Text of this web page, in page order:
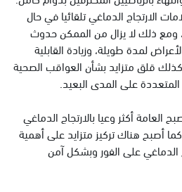
الارتجاج الدماغي تلقائيا في حال
ومع ذلك لا يزال من الممكن حدوث
لمدة طويلة، وزيادة القابلية
قلق متزايد بشأن العواقب الصحية
المتعددة على المدى البعيد.
العامة أكثر وعيا بالارتجاج الدماغي
أصبح هناك تركيز متزايد على أهمية
الدماغي على الفور وبشكل آمن